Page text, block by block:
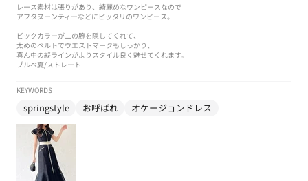
ブルべ夏/ストレート
レース素材は張りがあり、綺麗めなワンピースなので
アフタヌーンティーなどにピッタリのワンピース。
ビックカラーが二の腕を隠してくれて、
太めのベルトでウエストマークもしっかり、
真ん中の縦ラインがよりスタイル良く魅せてくれます。
KEYWORDS
springstyle お呼ばれ オケージョンドレス